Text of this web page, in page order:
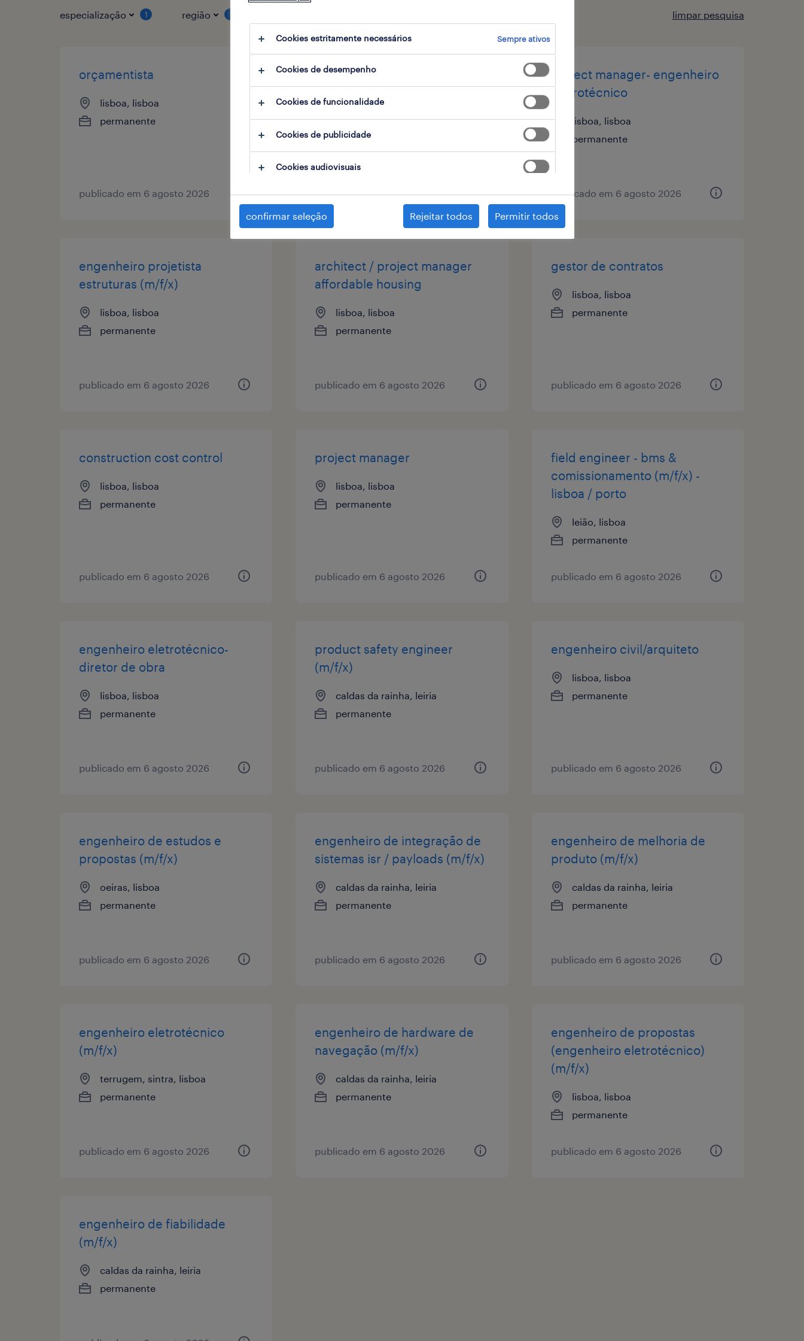
especialização 1 região 1 limpar pesquisa
orçamentista
lisboa, lisboa
permanente
publicado em 6 agosto 2026
procurement specialist (m/f/x)
lisboa, lisboa
permanente
publicado em 6 agosto 2026
project manager- engenheiro
eletrotécnico
lisboa, lisboa
permanente
publicado em 6 agosto 2026
engenheiro projetista
estruturas (m/f/x)
lisboa, lisboa
permanente
publicado em 6 agosto 2026
architect / project manager
affordable housing
lisboa, lisboa
permanente
publicado em 6 agosto 2026
gestor de contratos
lisboa, lisboa
permanente
publicado em 6 agosto 2026
construction cost control
lisboa, lisboa
permanente
publicado em 6 agosto 2026
project manager
lisboa, lisboa
permanente
publicado em 6 agosto 2026
field engineer - bms &
comissionamento (m/f/x) -
lisboa / porto
leião, lisboa
permanente
publicado em 6 agosto 2026
engenheiro eletrotécnico-
diretor de obra
lisboa, lisboa
permanente
publicado em 6 agosto 2026
product safety engineer
(m/f/x)
caldas da rainha, leiria
permanente
publicado em 6 agosto 2026
engenheiro civil/arquiteto
lisboa, lisboa
permanente
publicado em 6 agosto 2026
engenheiro de estudos e
propostas (m/f/x)
oeiras, lisboa
permanente
publicado em 6 agosto 2026
engenheiro de integração de
sistemas isr / payloads (m/f/x)
caldas da rainha, leiria
permanente
publicado em 6 agosto 2026
engenheiro de melhoria de
produto (m/f/x)
caldas da rainha, leiria
permanente
publicado em 6 agosto 2026
engenheiro eletrotécnico
(m/f/x)
terrugem, sintra, lisboa
permanente
publicado em 6 agosto 2026
engenheiro de hardware de
navegação (m/f/x)
caldas da rainha, leiria
permanente
publicado em 6 agosto 2026
engenheiro de propostas
(engenheiro eletrotécnico)
(m/f/x)
lisboa, lisboa
permanente
publicado em 6 agosto 2026
engenheiro de fiabilidade
(m/f/x)
caldas da rainha, leiria
permanente
Cookies estritamente necessários Sempre ativos
Cookies de desempenho
Cookies de funcionalidade
Cookies de publicidade
Cookies audiovisuais
confirmar seleção Rejeitar todos Permitir todos